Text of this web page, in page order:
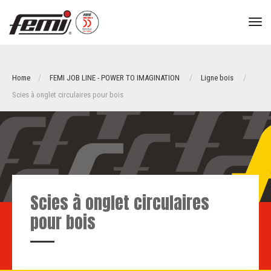
Home FEMI JOB LINE - POWER TO IMAGINATION
Ligne bois
Scies à onglet circulaires pour bois
Scies à onglet circulaires
pour bois